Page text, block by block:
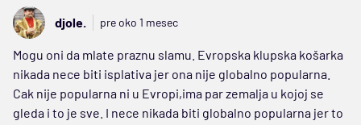
djole. pre oko 1 mesec
Mogu oni da mlate praznu slamu. Evropska klupska košarka
nikada nece biti isplativa jer ona nije globalno popularna.
Cak nije popularna ni u Evropi,ima par zemalja u kojoj se
gleda i to je sve. I nece nikada biti globalno popularna jer to